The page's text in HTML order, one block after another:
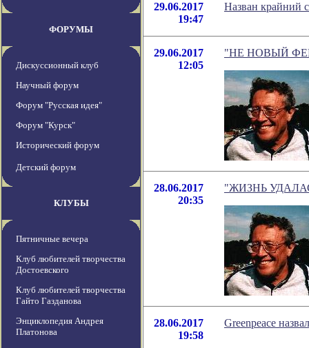
ФОРУМЫ
Дискуссионный клуб
Научный форум
Форум "Русская идея"
Форум "Курск"
Исторический форум
Детский форум
КЛУБЫ
Пятничные вечера
Клуб любителей творчества
Достоевского
Клуб любителей творчества
Гайто Газданова
Энциклопедия Андрея
Платонова
29.06.2017
19:47
Назван крайний
29.06.2017
12:05
"НЕ НОВЫЙ
28.06.2017
20:35
"ЖИЗНЬ
28.06.2017
19:58
Greenpeace